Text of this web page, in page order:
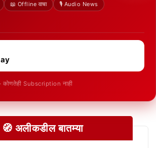
📖 Offline वाचा
🎙️ Audio News
कोणतेही Subscription नाही
🧭 अलीकडील बातम्या